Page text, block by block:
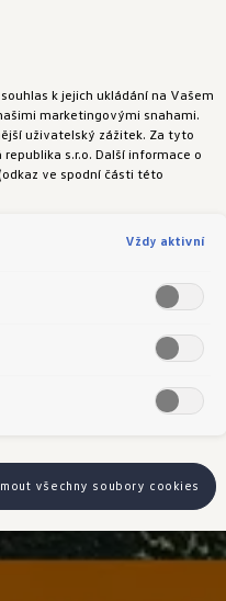
k jejich ukládání na Vašem
marketingovými snahami.
uživatelský zážitek. Za tyto
s.r.o. Další informace o
ve spodní části této
Vždy aktivní
všechny soubory cookies